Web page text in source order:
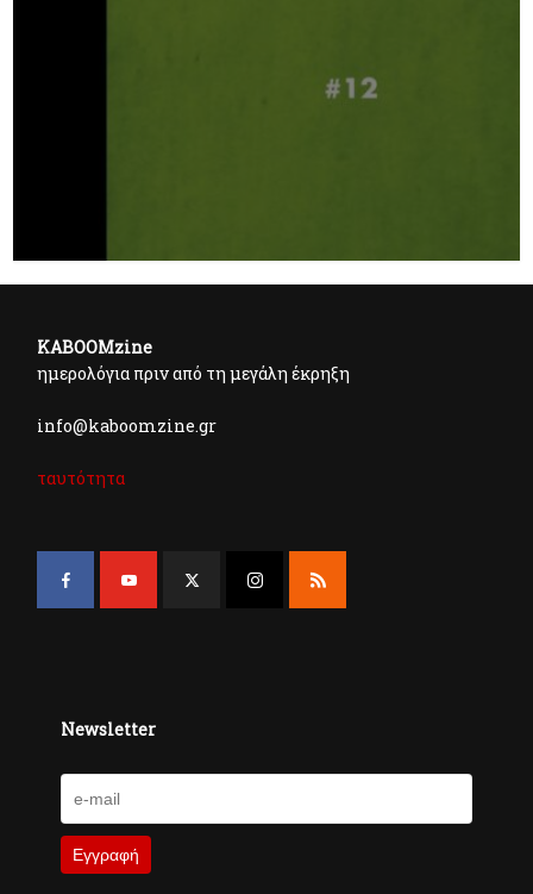
KABOOMzine
ημερολόγια πριν από τη μεγάλη έκρηξη
info@kaboomzine.gr
ταυτότητα
Newsletter